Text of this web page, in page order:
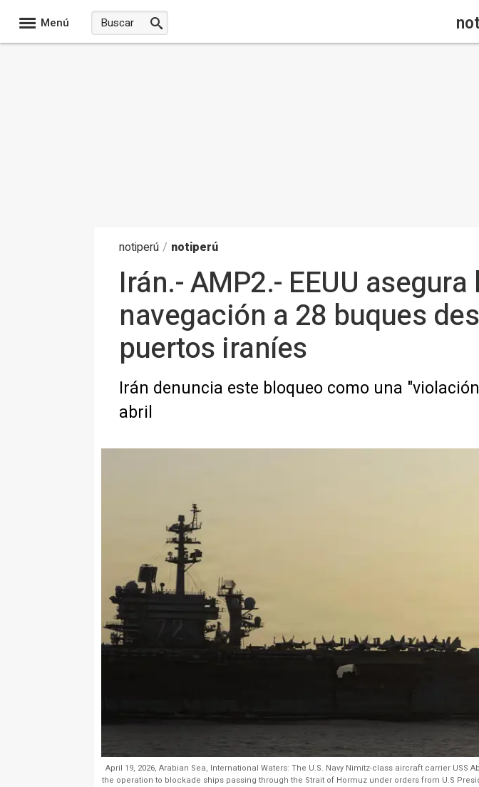
Menú
notiperú / notiperú
Irán.- AMP2.- EEUU
navegación a 28 buques
puertos iraníes
Irán denuncia este bloqueo como una
abril
April 19, 2026, Arabian Sea, International Waters: The U.S. Navy Nimitz-class aircraft carrier USS
the operation to blockade ships passing through the Strait of Hormuz under orders from U.S